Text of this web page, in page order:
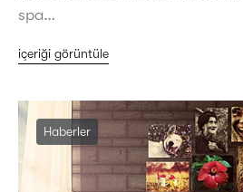
spa…
içeriği görüntüle
Haberler